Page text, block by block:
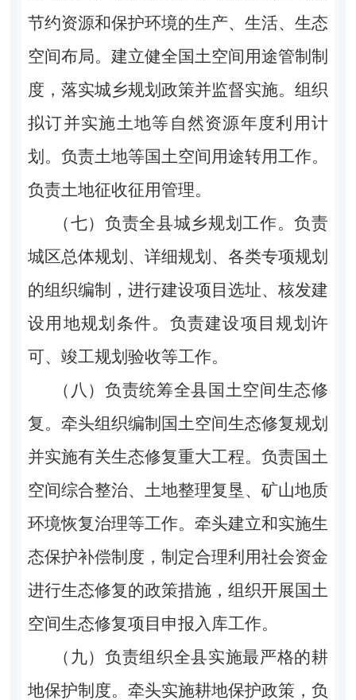
节约资源和保护环境的生产、生活、生态
空间布局。建立健全国土空间用途管制制
度，落实城乡规划政策并监督实施。组织
拟订并实施土地等自然资源年度利用计
划。负责土地等国土空间用途转用工作。
负责土地征收征用管理。
（七）负责全县城乡规划工作。负责
城区总体规划、详细规划、各类专项规划
的组织编制，进行建设项目选址、核发建
设用地规划条件。负责建设项目规划许
可、竣工规划验收等工作。
（八）负责统筹全县国土空间生态修
复。牵头组织编制国土空间生态修复规划
并实施有关生态修复重大工程。负责国土
空间综合整治、土地整理复垦、矿山地质
环境恢复治理等工作。牵头建立和实施生
态保护补偿制度，制定合理利用社会资金
进行生态修复的政策措施，组织开展国土
空间生态修复项目申报入库工作。
（九）负责组织全县实施最严格的耕
地保护制度。牵头实施耕地保护政策，负